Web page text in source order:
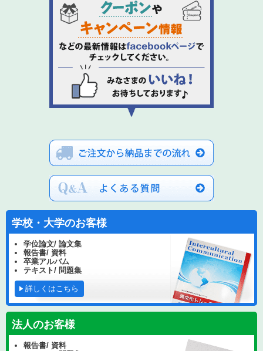
学校・大学のお客様
学位論文/ 論文集
報告書/ 資料
卒業アルバム
テキスト/ 問題集
詳しくはこちら
法人のお客様
報告書/ 資料